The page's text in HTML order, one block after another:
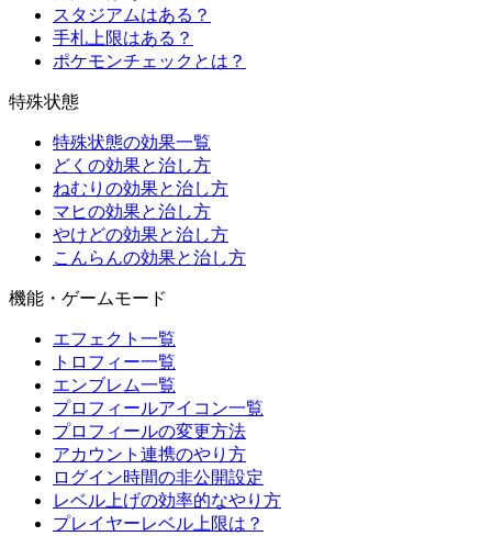
スタジアムはある？
手札上限はある？
ポケモンチェックとは？
特殊状態
特殊状態の効果一覧
どくの効果と治し方
ねむりの効果と治し方
マヒの効果と治し方
やけどの効果と治し方
こんらんの効果と治し方
機能・ゲームモード
エフェクト一覧
トロフィー一覧
エンブレム一覧
プロフィールアイコン一覧
プロフィールの変更方法
アカウント連携のやり方
ログイン時間の非公開設定
レベル上げの効率的なやり方
プレイヤーレベル上限は？